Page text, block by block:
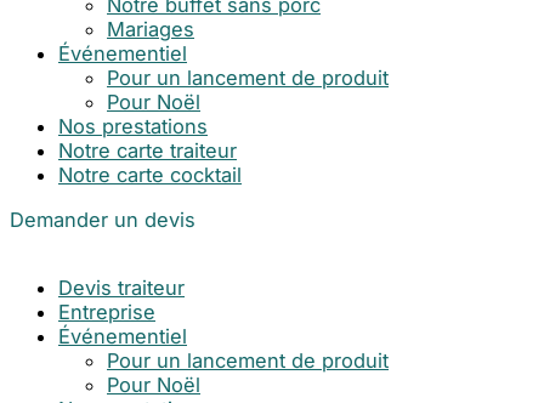
Notre buffet sans porc
Mariages
Événementiel
Pour un lancement de produit
Pour Noël
Nos prestations
Notre carte traiteur
Notre carte cocktail
Demander un devis
Devis traiteur
Entreprise
Événementiel
Pour un lancement de produit
Pour Noël